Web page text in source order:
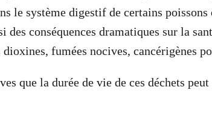
le système digestif de certains poissons
conséquences dramatiques sur la
fumées nocives, cancérigènes
que la durée de vie de ces déchets